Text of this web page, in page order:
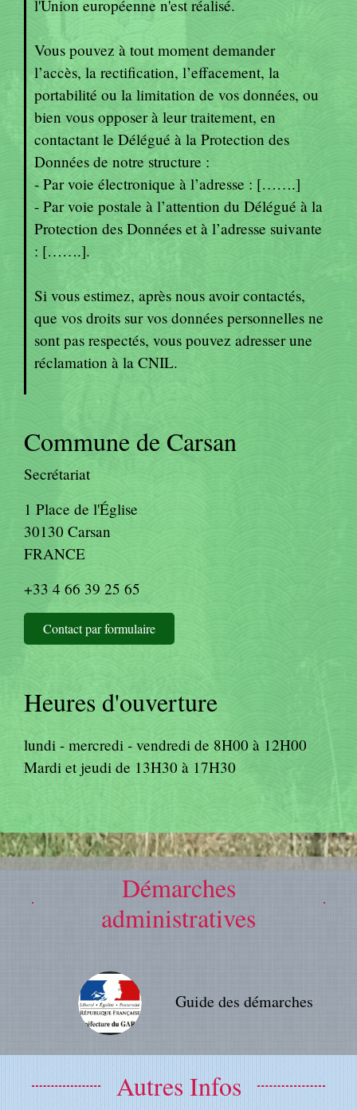
l'Union européenne n'est réalisé.
Vous pouvez à tout moment demander
l’accès, la rectification, l’effacement, la
portabilité ou la limitation de vos données, ou
bien vous opposer à leur traitement, en
contactant le Délégué à la Protection des
Données de notre structure :
- Par voie électronique à l’adresse : […….]
- Par voie postale à l’attention du Délégué à la
Protection des Données et à l’adresse suivante
: […….].
Si vous estimez, après nous avoir contactés,
que vos droits sur vos données personnelles ne
sont pas respectés, vous pouvez adresser une
réclamation à la CNIL.
Commune de Carsan
Secrétariat
1 Place de l'Église
30130 Carsan
FRANCE
+33 4 66 39 25 65
Contact par formulaire
Heures d'ouverture
lundi - mercredi - vendredi de 8H00 à 12H00
Mardi et jeudi de 13H30 à 17H30
Démarches
administratives
Guide des démarches
Autres Infos